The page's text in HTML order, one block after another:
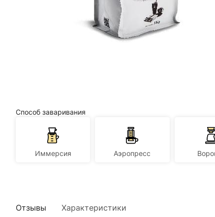
Способ заваривания
Иммерсия Аэропресс
Отзывы Характеристики